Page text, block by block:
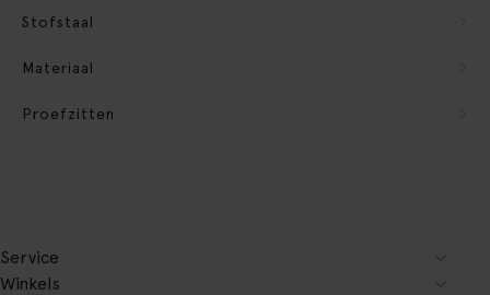
Stofstaal
Materiaal
Proefzitten
Service
Winkels